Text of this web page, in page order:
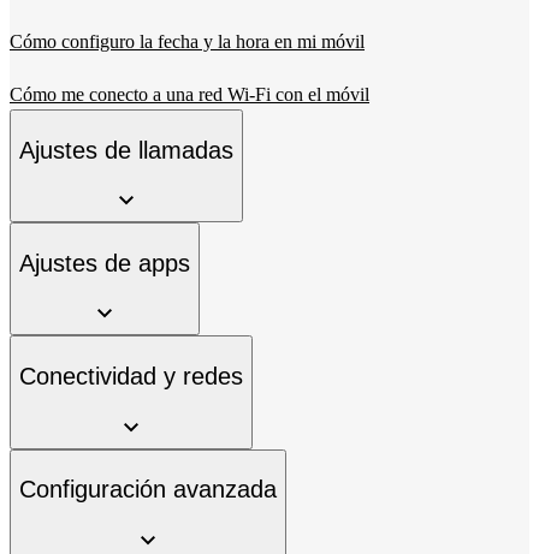
Cómo configuro la fecha y la hora en mi móvil
Cómo me conecto a una red Wi-Fi con el móvil
Ajustes de llamadas
Ajustes de apps
Conectividad y redes
Configuración avanzada